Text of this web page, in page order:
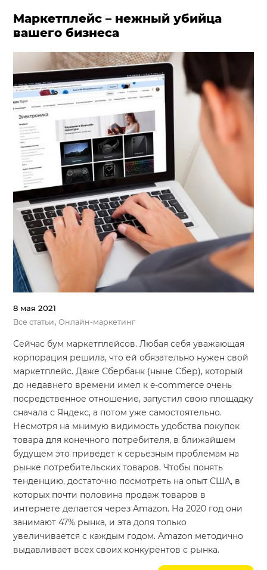
Маркетплейс – нежный убийца
вашего бизнеса
8 мая 2021
Все статьи,Онлайн-маркетинг
Сейчас бум маркетплейсов. Любая себя уважающая
корпорация решила, что ей обязательно нужен свой
маркетплейс. Даже Сбербанк (ныне Сбер), который
до недавнего времени имел к e-commerce очень
посредственное отношение, запустил свою площадку
сначала с Яндекс, а потом уже самостоятельно.
Несмотря на мнимую видимость удобства покупок
товара для конечного потребителя, в ближайшем
будущем это приведет к серьезным проблемам на
рынке потребительских товаров. Чтобы понять
тенденцию, достаточно посмотреть на опыт США, в
которых почти половина продаж товаров в
интернете делается через Amazon. На 2020 год они
занимают 47% рынка, и эта доля только
увеличивается с каждым годом. Amazon методично
выдавливает всех своих конкурентов с рынка.